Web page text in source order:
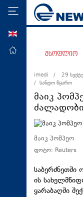
მთავარი
ეკონომიკა
მსოფლიო
სამართალი
თავდაცვა
რეგიონი
მსოფლიო
imedi /
29
/ სანდო წყარო
მაიკ
მაიკ პომპეო
ფოტო: Reuters
საბერძნეთში
ის
ყარაბაღში